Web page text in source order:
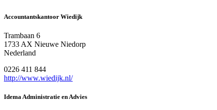
Accountantskantoor Wiedijk
Trambaan 6
1733 AX Nieuwe Niedorp
Nederland
0226 411 844
http://www.wiedijk.nl/
Idema Administratie en Advies